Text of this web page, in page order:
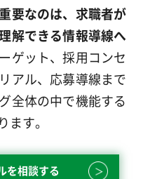
要なのは、求職者が
解できる情報導線へ
ゲット、採用コンセ
アル、応募導線まで
全体の中で機能する
す。
を相談する